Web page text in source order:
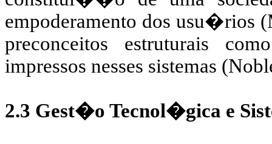
empoderamento dos usu�rios
preconceitos estruturais
impressos nesses sistemas (
2.3 Gest�o Tecnol�gica e